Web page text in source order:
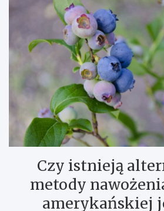
Czy istnieją
metody
amerykańskiej